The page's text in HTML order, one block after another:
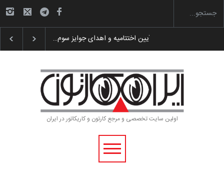
گزارش تصویری آیین اختتامیه و اهدای جوایز سوم…
اولین سایت تخصصی و مرجع کارتون و کاریکاتور در ایران